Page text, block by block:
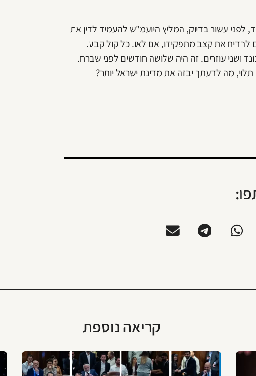
עשור בדיוק, המליץ היועמ"ש להעמיד לדין את
את קצב מתפקידו, אם לאו. כל קול קבע.
ושני עוזרים. זה היה שלושה חודשים לפני שברח.
מה לדעתך יבזה את מדינת ישראל יותר?
קריאה נוספת